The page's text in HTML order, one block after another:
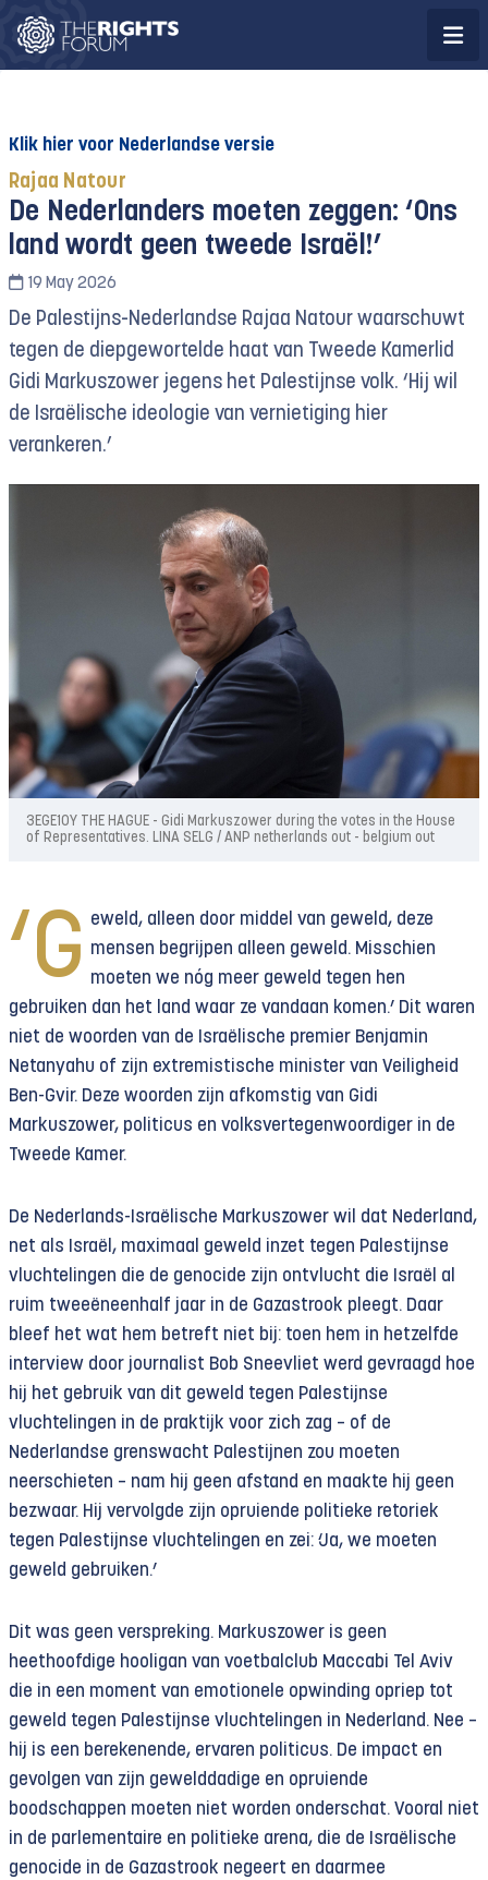
Klik hier voor Nederlandse versie
Rajaa Natour
De Nederlanders moeten zeggen: ‘Ons
land wordt geen tweede Israël!’
19 May 2026
De Palestijns-Nederlandse Rajaa Natour waarschuwt
tegen de diepgewortelde haat van Tweede Kamerlid
Gidi Markuszower jegens het Palestijnse volk. ‘Hij wil
de Israëlische ideologie van vernietiging hier
verankeren.’
3EGE10Y THE HAGUE - Gidi Markuszower during the votes in the House
of Representatives. LINA SELG / ANP netherlands out - belgium out
‘G eweld, alleen door middel van geweld, deze
mensen begrijpen alleen geweld. Misschien
moeten we nóg meer geweld tegen hen
gebruiken dan het land waar ze vandaan komen.’ Dit waren
niet de woorden van de Israëlische premier Benjamin
Netanyahu of zijn extremistische minister van Veiligheid
Ben-Gvir. Deze woorden zijn afkomstig van Gidi
Markuszower, politicus en volksvertegenwoordiger in de
Tweede Kamer.
De Nederlands-Israëlische Markuszower wil dat Nederland,
net als Israël, maximaal geweld inzet tegen Palestijnse
vluchtelingen die de genocide zijn ontvlucht die Israël al
ruim tweeëneenhalf jaar in de Gazastrook pleegt. Daar
bleef het wat hem betreft niet bij: toen hem in hetzelfde
interview door journalist Bob Sneevliet werd gevraagd hoe
hij het gebruik van dit geweld tegen Palestijnse
vluchtelingen in de praktijk voor zich zag – of de
Nederlandse grenswacht Palestijnen zou moeten
neerschieten – nam hij geen afstand en maakte hij geen
bezwaar. Hij vervolgde zijn opruiende politieke retoriek
tegen Palestijnse vluchtelingen en zei: ‘Ja, we moeten
geweld gebruiken.’
Dit was geen verspreking. Markuszower is geen
heethoofdige hooligan van voetbalclub Maccabi Tel Aviv
die in een moment van emotionele opwinding opriep tot
geweld tegen Palestijnse vluchtelingen in Nederland. Nee –
hij is een berekenende, ervaren politicus. De impact en
gevolgen van zijn gewelddadige en opruiende
boodschappen moeten niet worden onderschat. Vooral niet
in de parlementaire en politieke arena, die de Israëlische
genocide in de Gazastrook negeert en daarmee